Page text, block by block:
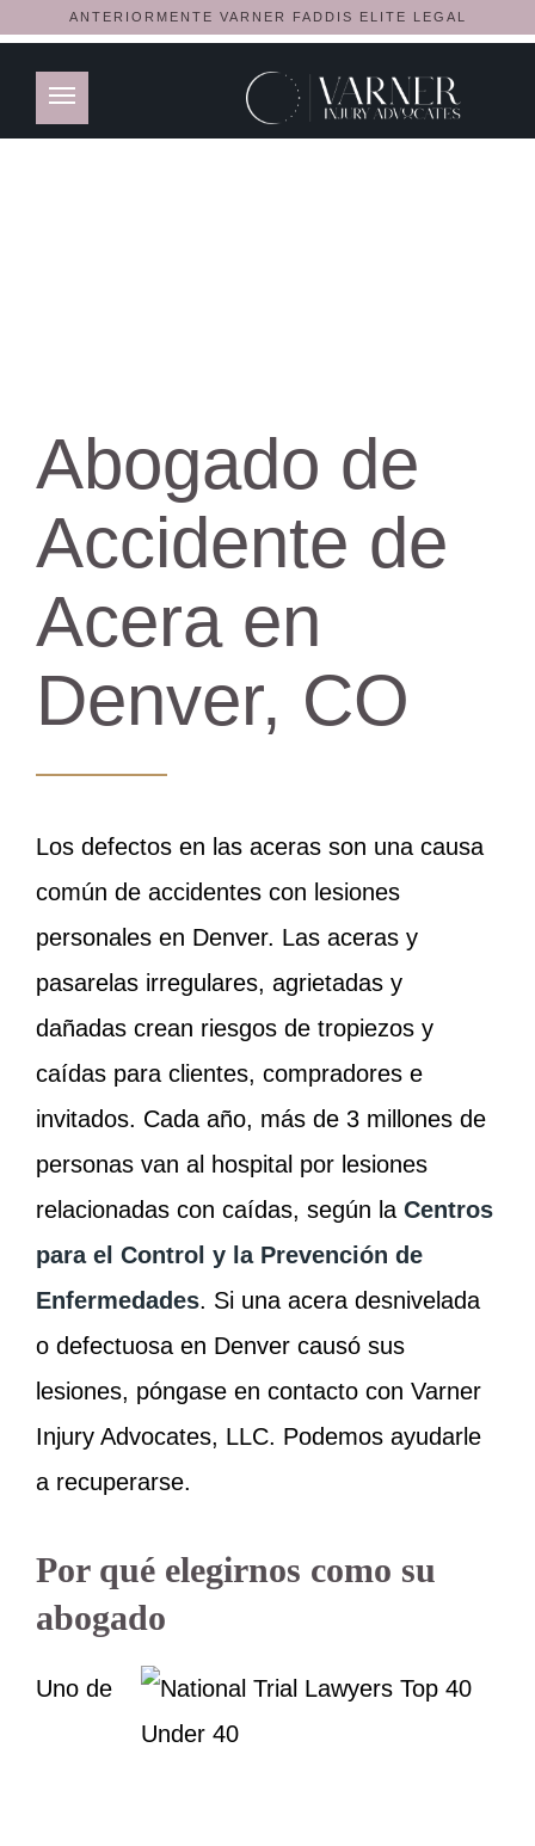
ANTERIORMENTE VARNER FADDIS ELITE LEGAL
Abogado de
Accidente de
Acera en
Denver, CO
Los defectos en las aceras son una causa
común de accidentes con lesiones
personales en Denver. Las aceras y
pasarelas irregulares, agrietadas y
dañadas crean riesgos de tropiezos y
caídas para clientes, compradores e
invitados. Cada año, más de 3 millones de
personas van al hospital por lesiones
relacionadas con caídas, según la Centros
para el Control y la Prevención de
Enfermedades. Si una acera desnivelada
o defectuosa en Denver causó sus
lesiones, póngase en contacto con Varner
Injury Advocates, LLC. Podemos ayudarle
a recuperarse.
Por qué elegirnos como su
abogado
Uno de